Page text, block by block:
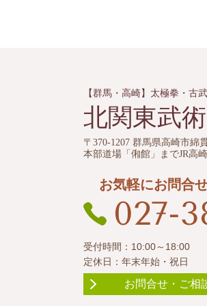
【群馬・高崎】太極拳・古
北関東武
〒370-1207 群馬県高崎市綿
本部道場「俰館」までJR高
お気軽にお問合
027-
受付時間：10:00～18:00
定休日：年末年始・祝日
お問合せ・ご相